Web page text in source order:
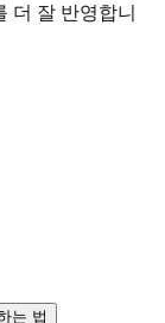
더 잘 반영합니
는 법